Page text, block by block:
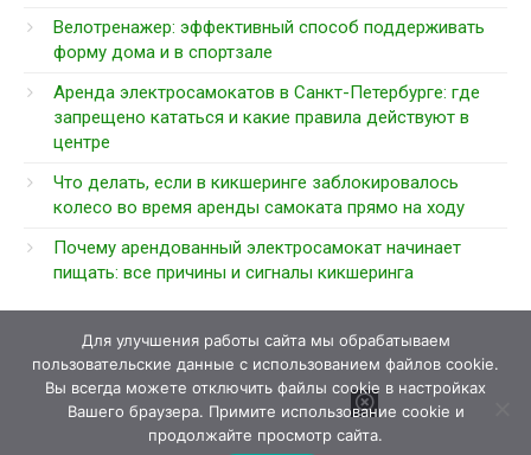
Велотренажер: эффективный способ поддерживать
форму дома и в спортзале
Аренда электросамокатов в Санкт-Петербурге: где
запрещено кататься и какие правила действуют в
центре
Что делать, если в кикшеринге заблокировалось
колесо во время аренды самоката прямо на ходу
Почему арендованный электросамокат начинает
пищать: все причины и сигналы кикшеринга
Для улучшения работы сайта мы обрабатываем
пользовательские данные с использованием файлов cookie.
Вы всегда можете отключить файлы cookie в настройках
Вашего браузера. Примите использование cookie и
продолжайте просмотр сайта.